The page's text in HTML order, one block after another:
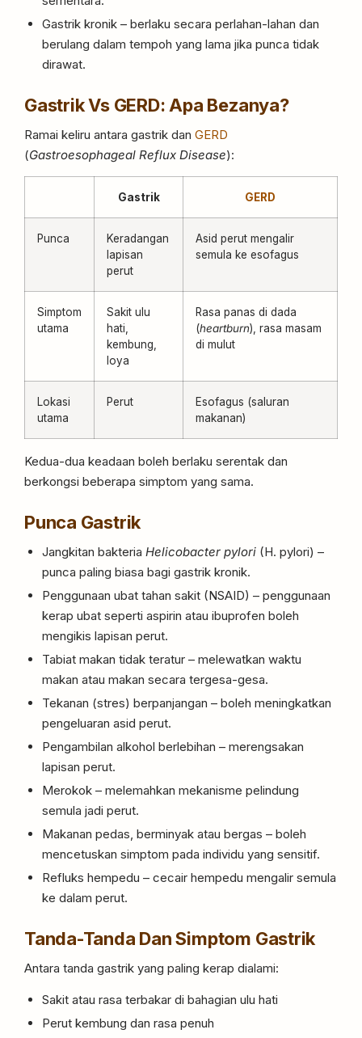
Gastrik kronik – berlaku secara perlahan-lahan dan
berulang dalam tempoh yang lama jika punca tidak
dirawat.
Gastrik Vs GERD: Apa Bezanya?
Ramai keliru antara gastrik dan GERD
(Gastroesophageal Reflux Disease):
Gastrik GERD
Punca
Keradangan
lapisan
perut
Asid perut mengalir
semula ke esofagus
Simptom
utama
Sakit ulu
hati,
kembung,
loya
Rasa panas di dada
(heartburn), rasa masam
di mulut
Lokasi
utama
Perut
Esofagus (saluran
makanan)
Kedua-dua keadaan boleh berlaku serentak dan
berkongsi beberapa simptom yang sama.
Punca Gastrik
Jangkitan bakteria Helicobacter pylori (H. pylori) –
punca paling biasa bagi gastrik kronik.
Penggunaan ubat tahan sakit (NSAID) – penggunaan
kerap ubat seperti aspirin atau ibuprofen boleh
mengikis lapisan perut.
Tabiat makan tidak teratur – melewatkan waktu
makan atau makan secara tergesa-gesa.
Tekanan (stres) berpanjangan – boleh meningkatkan
pengeluaran asid perut.
Pengambilan alkohol berlebihan – merengsakan
lapisan perut.
Merokok – melemahkan mekanisme pelindung
semula jadi perut.
Makanan pedas, berminyak atau bergas – boleh
mencetuskan simptom pada individu yang sensitif.
Refluks hempedu – cecair hempedu mengalir semula
ke dalam perut.
Tanda-Tanda Dan Simptom Gastrik
Antara tanda gastrik yang paling kerap dialami:
Sakit atau rasa terbakar di bahagian ulu hati
Perut kembung dan rasa penuh